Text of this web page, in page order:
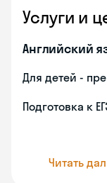
Услуги и
Английский
Для детей -
Подготовка к
Читать